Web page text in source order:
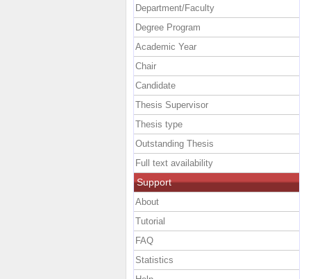
Department/Faculty
Degree Program
Academic Year
Chair
Candidate
Thesis Supervisor
Thesis type
Outstanding Thesis
Full text availability
Support
About
Tutorial
FAQ
Statistics